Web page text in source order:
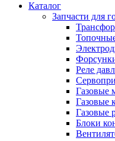
Каталог
Запчасти для
Реле
Газовые
Газовые
Газовые
Блоки